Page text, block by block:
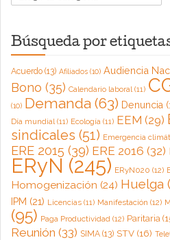
Búsqueda por
Acuerdo (13) Afiliados (10) Audiencia
Bono (35) Calendario laboral(11)
(10) Demanda (63) Denuncia
Día mundial(11) Ecología (11) EEM (29)
sindicales (51) Emergencia
ERE 2015 (39) ERE 2016 (32)
ERyN (245) ERyN020 (12)
Homogenización (24) Huelga
IPM (21) Licencias (11) Manifestación (12)
(95) Paga Productividad (12) Paritaria
Reunión (33) SIMA (13) STV (16)